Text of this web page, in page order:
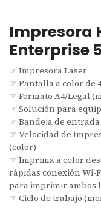
Impresora
Enterprise
☞ Impresora Laser
☞ Pantalla a color de
☞ Formato A4/Legal
☞ Solución para
☞ Bandeja de entrada
☞ Velocidad de
(color)
☞ Imprima a color
rápidas conexión Wi-
para imprimir ambos
☞ Ciclo de trabajo